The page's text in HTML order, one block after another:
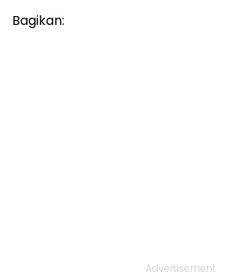
Bagikan:
Advertisement